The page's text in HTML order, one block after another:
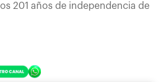
201 años de independencia de